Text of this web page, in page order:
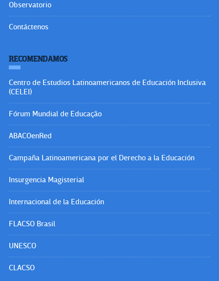
Observatorio
Contáctenos
RECOMENDAMOS
Centro de Estudios Latinoamericanos de Educación Inclusiva
(CELEI)
Fórum Mundial de Educação
ABACOenRed
Campaña Latinoamericana por el Derecho a la Educación
Insurgencia Magisterial
Internacional de la Educación
FLACSO Brasil
UNESCO
CLACSO